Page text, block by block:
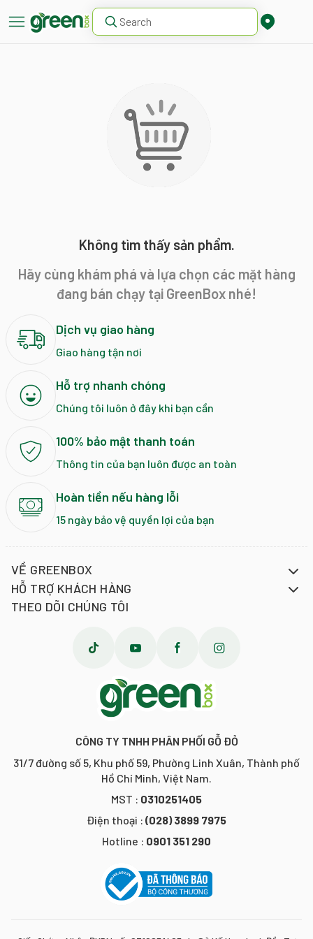
Không tìm thấy sản phẩm.
Hãy cùng khám phá và lựa chọn các mặt hàng
đang bán chạy tại GreenBox nhé!
Dịch vụ giao hàng
Giao hàng tận nơi
Hỗ trợ nhanh chóng
Chúng tôi luôn ở đây khi bạn cần
100% bảo mật thanh toán
Thông tin của bạn luôn được an toàn
Hoàn tiền nếu hàng lỗi
15 ngày bảo vệ quyền lợi của bạn
CÔNG TY TNHH PHÂN PHỐI GỖ ĐỎ
31/7 đường số 5, Khu phố 59, Phường Linh Xuân, Thành phố
Hồ Chí Minh, Việt Nam.
MST : 0310251405
Điện thoại : (028) 3899 7975
Hotline : 0901 351 290
VỀ GREENBOX
HỖ TRỢ KHÁCH HÀNG
THEO DÕI CHÚNG TÔI